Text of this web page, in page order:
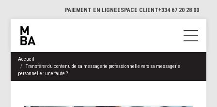
PAIEMENT EN LIGNEESPACE CLIENT+334 67 20 28 00
Accueil
Transférer du contenu de sa messagerie professionnelle vers sa messagerie
personnelle : une faute ?